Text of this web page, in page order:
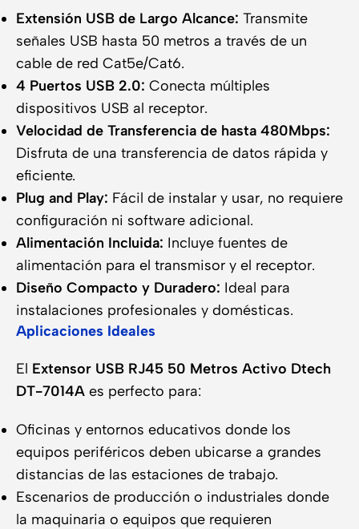
Extensión USB de Largo Alcance: Transmite
señales USB hasta 50 metros a través de un
cable de red Cat5e/Cat6.
4 Puertos USB 2.0: Conecta múltiples
dispositivos USB al receptor.
Velocidad de Transferencia de hasta 480Mbps:
Disfruta de una transferencia de datos rápida y
eficiente.
Plug and Play: Fácil de instalar y usar, no requiere
configuración ni software adicional.
Alimentación Incluida: Incluye fuentes de
alimentación para el transmisor y el receptor.
Diseño Compacto y Duradero: Ideal para
instalaciones profesionales y domésticas.
Aplicaciones Ideales
El Extensor USB RJ45 50 Metros Activo Dtech
DT-7014A es perfecto para:
Oficinas y entornos educativos donde los
equipos periféricos deben ubicarse a grandes
distancias de las estaciones de trabajo.
Escenarios de producción o industriales donde
la maquinaria o equipos que requieren